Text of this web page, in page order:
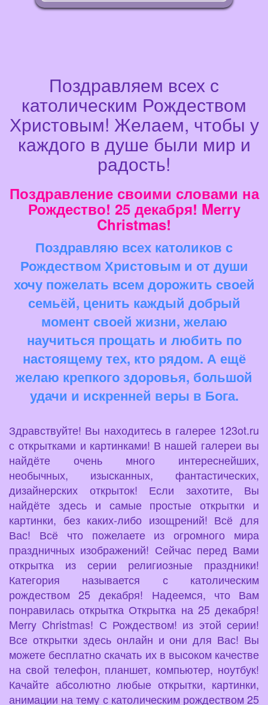
Поздравляем всех с
католическим Рождеством
Христовым! Желаем, чтобы у
каждого в душе были мир и
радость!
Поздравление своими словами на
Рождество! 25 декабря! Merry
Christmas!
Поздравляю всех католиков с
Рождеством Христовым и от души
хочу пожелать всем дорожить своей
семьёй, ценить каждый добрый
момент своей жизни, желаю
научиться прощать и любить по
настоящему тех, кто рядом. А ещё
желаю крепкого здоровья, большой
удачи и искренней веры в Бога.
Здравствуйте! Вы находитесь в галерее 123ot.ru
с открытками и картинками! В нашей галереи вы
найдёте очень много интереснейших,
необычных, изысканных, фантастических,
дизайнерских открыток! Если захотите, Вы
найдёте здесь и самые простые открытки и
картинки, без каких-либо изощрений! Всё для
Вас! Всё что пожелаете из огромного мира
праздничных изображений! Сейчас перед Вами
открытка из серии религиозные праздники!
Категория называется с католическим
рождеством 25 декабря! Надеемся, что Вам
понравилась открытка Открытка на 25 декабря!
Merry Christmas! С Рождеством! из этой серии!
Все открытки здесь онлайн и они для Вас! Вы
можете бесплатно скачать их в высоком качестве
на свой телефон, планшет, компьютер, ноутбук!
Качайте абсолютно любые открытки, картинки,
анимации на тему с католическим рождеством 25